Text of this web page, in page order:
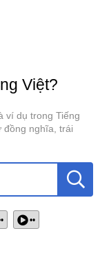
Việt?
ví dụ trong Tiếng
đồng nghĩa, trái
••